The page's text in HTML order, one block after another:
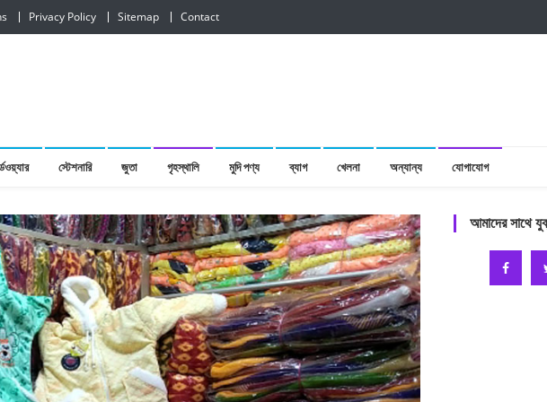
Privacy Policy Sitemap Contact
স্টেশনারি জুতা গৃহস্থালি মুদি পণ্য ব্যাগ খেলনা অন্যান্য যোগাযোগ
আমাদের সাথে